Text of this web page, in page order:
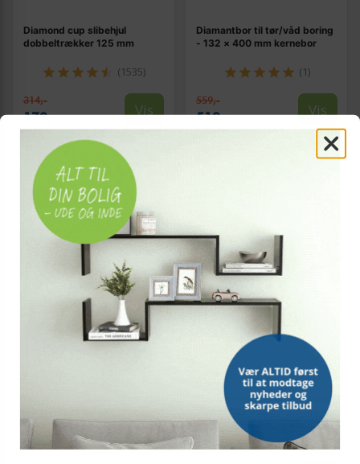
Diamond cup slibehjul
dobbeltrækker 125 mm
(1535)
314,-
179,- Vis
På lager
Diamantbor til tør/våd boring
- 132 × 400 mm kernebor
(1)
559,-
519,- Vis
TILBUD
60/80/120)
(1)
MAKITA
Forlængerstang til elværktøj
Makita LE400MP - 115 cm
(74)